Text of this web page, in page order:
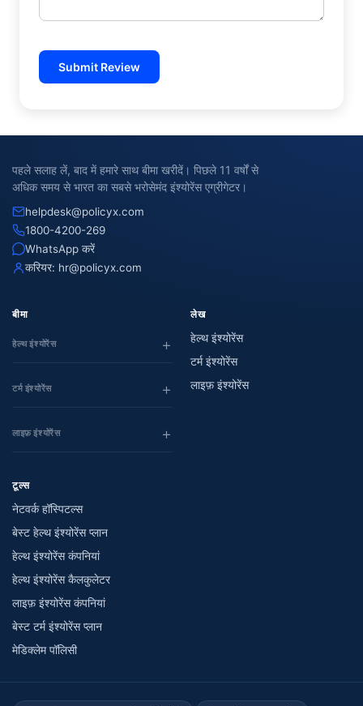
Submit Review
पहले सलाह लें, बाद में हमारे साथ बीमा खरीदें। पिछले 11 वर्षों से
अधिक समय से भारत का सबसे भरोसेमंद इंश्योरेंस एग्रीगेटर।
helpdesk@policyx.com
1800-4200-269
WhatsApp करें
करियर: hr@policyx.com
बीमा
हेल्थ इंश्योरेंस
टर्म इंश्योरेंस
लाइफ़ इंश्योरेंस
लेख
हेल्थ इंश्योरेंस
टर्म इंश्योरेंस
लाइफ़ इंश्योरेंस
टूल्स
नेटवर्क हॉस्पिटल्स
बेस्ट हेल्थ इंश्योरेंस प्लान
हेल्थ इंश्योरेंस कंपनियां
हेल्थ इंश्योरेंस कैलकुलेटर
लाइफ़ इंश्योरेंस कंपनियां
बेस्ट टर्म इंश्योरेंस प्लान
मेडिक्लेम पॉलिसी